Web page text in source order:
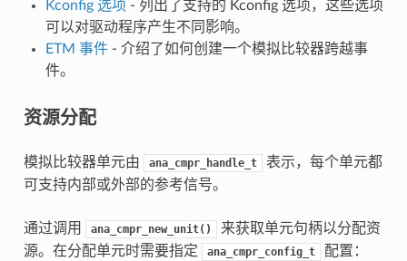
Kconfig 选项 - 列出了支持的 Kconfig 选项，这些选项
可以对驱动程序产生不同影响。
ETM 事件- 介绍了如何创建一个模拟比较器跨越事
件。
资源分配
模拟比较器单元由 ana_cmpr_handle_t
表示，每个单元都
可支持内部或外部的参考信号。
通过调用 ana_cmpr_new_unit()
来获取单元句柄以分配资
源。在分配单元时需要指定
ana_cmpr_config_t 配置：